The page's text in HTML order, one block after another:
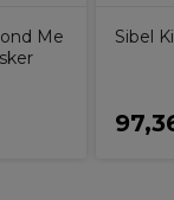
Me
Sibel